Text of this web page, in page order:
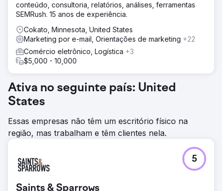
conteúdo, consultoria, relatórios, análises, ferramentas
SEMRush. 15 anos de experiência.
Cokato, Minnesota, United States
Marketing por e-mail, Orientações de marketing +22
Comércio eletrônico, Logística +3
$5,000 - 10,000
Ativa no seguinte país: United
States
Essas empresas não têm um escritório físico na
região, mas trabalham e têm clientes nela.
Saints & Sparrows
5